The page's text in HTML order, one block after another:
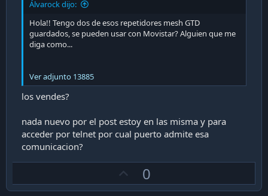
Álvarock dijo:
Hola!! Tengo dos de esos repetidores mesh GTD
guardados, se pueden usar con Movistar? Alguien que me
diga como...
Ver adjunto 13885
los vendes?
nada nuevo por el post estoy en las misma y para
acceder por telnet por cual puerto admite esa
comunicacion?
p
0